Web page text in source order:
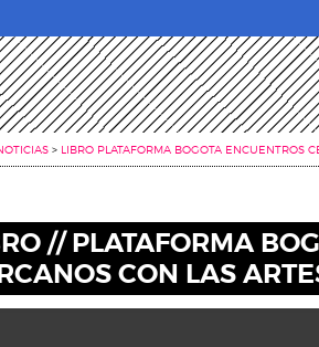
> LIBRO PLATAFORMA BOGOTA ENCUENTROS
// PLATAFORMA
CON LAS